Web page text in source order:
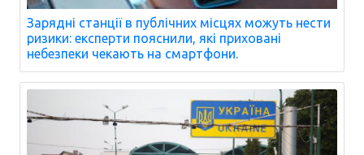
Зарядні станції в публічних місцях можуть нести
ризики: експерти пояснили, які приховані
небезпеки чекають на смартфони.